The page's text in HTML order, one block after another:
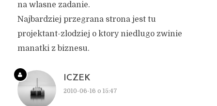
na wlasne zadanie.
Najbardziej przegrana strona jest tu
projektant-zlodziej o ktory niedlugo zwinie
manatki z biznesu.
ICZEK
2010-06-16 o 15:47